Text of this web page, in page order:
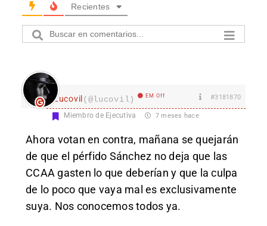
Recientes
Lucovil(@lucovil) EM Off #3181870
Miembro de Ejecutiva 7 meses hace
Ahora votan en contra, mañana se quejarán
de que el pérfido Sánchez no deja que las
CCAA gasten lo que deberían y que la culpa
de lo poco que vaya mal es exclusivamente
suya. Nos conocemos todos ya.